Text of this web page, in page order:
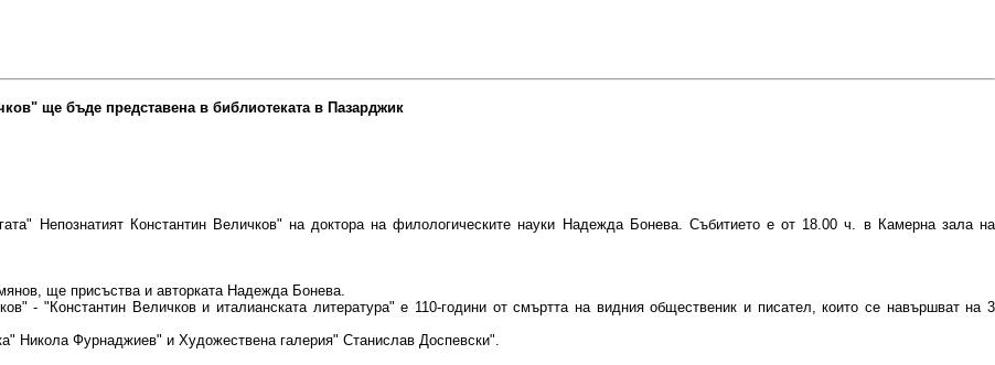
ще бъде представена в библиотеката в Пазарджик
Непознатият Константин Величков" на доктора на филологическите науки Надежда Бонева. Събитието е от 18.00 ч. в Камерна зала на
ще присъства и авторката Надежда Бонева.
- "Константин Величков и италианската литература" е 110-години от смъртта на видния общественик и писател, които се навършват на 3
Никола Фурнаджиев" и Художествена галерия" Станислав Доспевски".